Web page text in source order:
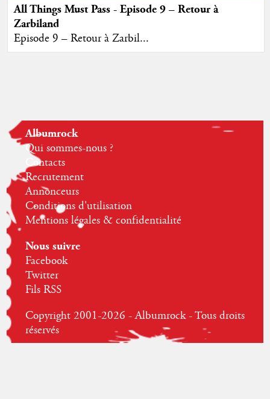
All Things Must Pass - Episode 9 – Retour à
Zarbiland
Episode 9 – Retour à Zarbil...
Albumrock
Qui sommes-nous ?
Contacts
Recrutement
Annonceurs
Conditions d'utilisation
Mentions légales & confidentialité
Nous suivre
Facebook
Twitter
Fils RSS
Copyright 2001-2026 - Albumrock - Tous droits
réservés